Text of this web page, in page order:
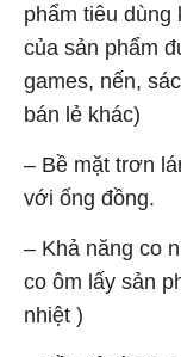
phẩm tiêu dùng
của sản phẩm
games, nến,
bán lẻ khác)
– Bề mặt trơn
với ống đồng.
– Khả năng co
co ôm lấy sản
nhiệt )